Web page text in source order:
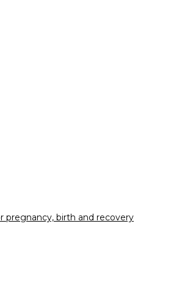
pregnancy, birth and recovery